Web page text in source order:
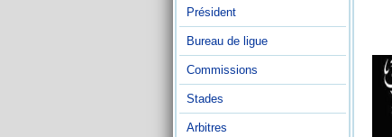
Président
Bureau de ligue
Commissions
Stades
Arbitres